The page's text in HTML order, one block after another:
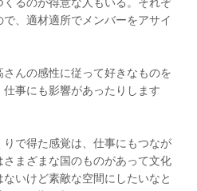
、適材適所でメンバーをアサイ
んの感性に従って好きなものを
事にも影響があったりします
で得た感覚は、仕事にもつなが
まざまな国のものがあって文化
いけど素敵な空間にしたいなと